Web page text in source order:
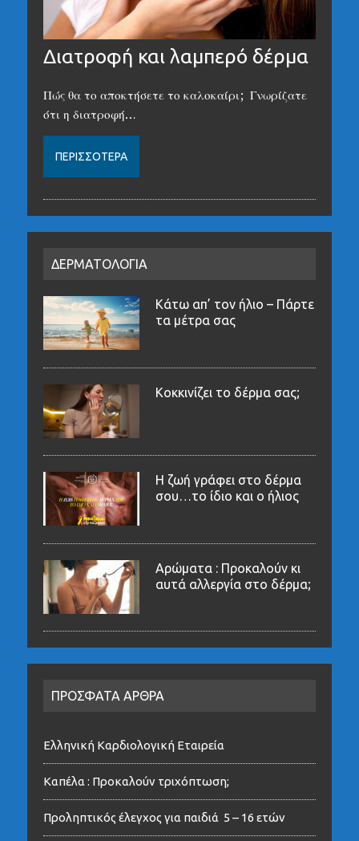
Διατροφή και λαμπερό δέρμα
Πώς θα το αποκτήσετε το καλοκαίρι; Γνωρίζατε
ότι η διατροφή…
ΠΕΡΙΣΣΌΤΕΡΑ
ΔΕΡΜΑΤΟΛΟΓΙΑ
Κάτω απ’ τον ήλιο – Πάρτε
τα μέτρα σας
Κοκκινίζει το δέρμα σας;
Η ζωή γράφει στο δέρμα
σου…το ίδιο και ο ήλιος
Αρώματα : Προκαλούν κι
αυτά αλλεργία στο δέρμα;
ΠΡΟΣΦΑΤΑ ΑΡΘΡΑ
Ελληνική Καρδιολογική Εταιρεία
Καπέλα : Προκαλούν τριχόπτωση;
Προληπτικός έλεγχος για παιδιά 5 – 16 ετών